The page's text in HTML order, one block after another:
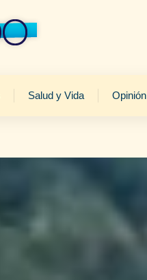
Salud y Vida Opinión